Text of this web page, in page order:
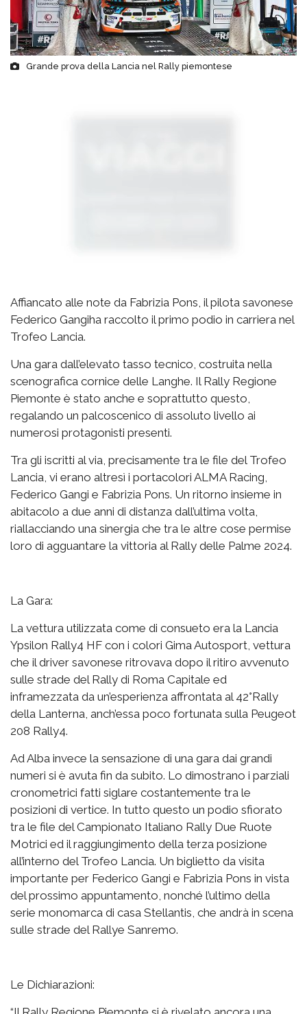
Grande prova della Lancia nel Rally piemontese
Affiancato alle note da Fabrizia Pons, il pilota savonese
Federico Gangiha raccolto il primo podio in carriera nel
Trofeo Lancia.
Una gara dall’elevato tasso tecnico, costruita nella
scenografica cornice delle Langhe. Il Rally Regione
Piemonte è stato anche e soprattutto questo,
regalando un palcoscenico di assoluto livello ai
numerosi protagonisti presenti.
Tra gli iscritti al via, precisamente tra le file del Trofeo
Lancia, vi erano altresì i portacolori ALMA Racing,
Federico Gangi e Fabrizia Pons. Un ritorno insieme in
abitacolo a due anni di distanza dall’ultima volta,
riallacciando una sinergia che tra le altre cose permise
loro di agguantare la vittoria al Rally delle Palme 2024.
La Gara:
La vettura utilizzata come di consueto era la Lancia
Ypsilon Rally4 HF con i colori Gima Autosport, vettura
che il driver savonese ritrovava dopo il ritiro avvenuto
sulle strade del Rally di Roma Capitale ed
inframezzata da un’esperienza affrontata al 42°Rally
della Lanterna, anch’essa poco fortunata sulla Peugeot
208 Rally4.
Ad Alba invece la sensazione di una gara dai grandi
numeri si è avuta fin da subito. Lo dimostrano i parziali
cronometrici fatti siglare costantemente tra le
posizioni di vertice. In tutto questo un podio sfiorato
tra le file del Campionato Italiano Rally Due Ruote
Motrici ed il raggiungimento della terza posizione
all’interno del Trofeo Lancia. Un biglietto da visita
importante per Federico Gangi e Fabrizia Pons in vista
del prossimo appuntamento, nonché l’ultimo della
serie monomarca di casa Stellantis, che andrà in scena
sulle strade del Rallye Sanremo.
Le Dichiarazioni: